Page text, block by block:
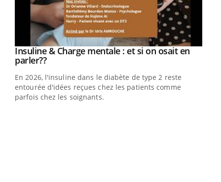
Youtube
Insuline & Charge mentale : et si on osait en
parler??Youtube
En 2026, l'insuline dans le diabète de type 2 reste
entourée d'idées reçues chez les patients comme
parfois chez les soignants.